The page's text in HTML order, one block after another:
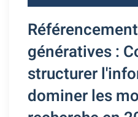
génératives :
structurer
dominer les